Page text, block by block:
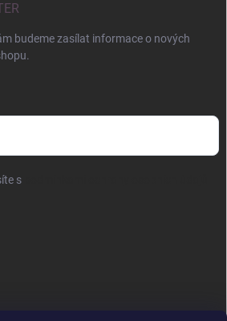
budeme zasílat informace o nových
s